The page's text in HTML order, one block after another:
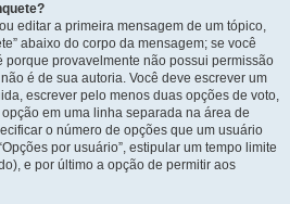
editar a primeira mensagem de um tópico,
abaixo do corpo da mensagem; se você
porque provavelmente não possui permissão
é de sua autoria. Você deve escrever um
escrever pelo menos duas opções de voto,
em uma linha separada na área de
o número de opções que um usuário
por usuário”, estipular um tempo limite
e por último a opção de permitir aos